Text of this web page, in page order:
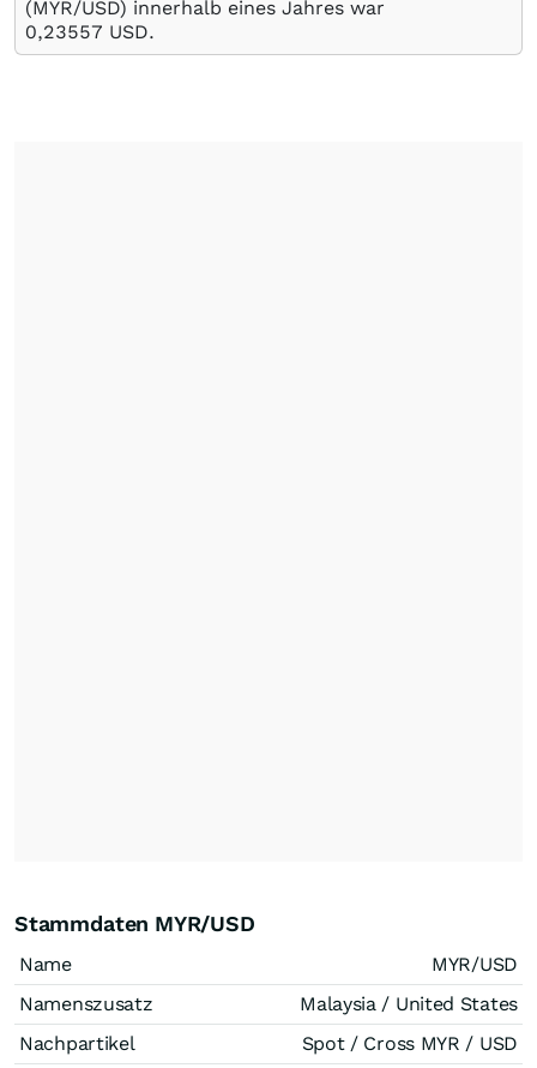
(MYR/USD) innerhalb eines Jahres war
0,23557 USD.
Stammdaten MYR/USD
Name
MYR/USD
Namenszusatz
Malaysia / United States
Nachpartikel
Spot / Cross MYR / USD